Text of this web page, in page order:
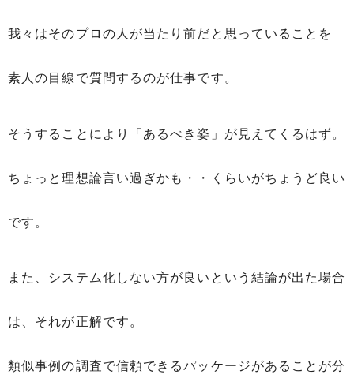
我々はそのプロの人が当たり前だと思っていることを
素人の目線で質問するのが仕事です。
そうすることにより「あるべき姿」が見えてくるはず。
ちょっと理想論言い過ぎかも・・くらいがちょうど良い
です。
また、システム化しない方が良いという結論が出た場合
は、それが正解です。
類似事例の調査で信頼できるパッケージがあることが分